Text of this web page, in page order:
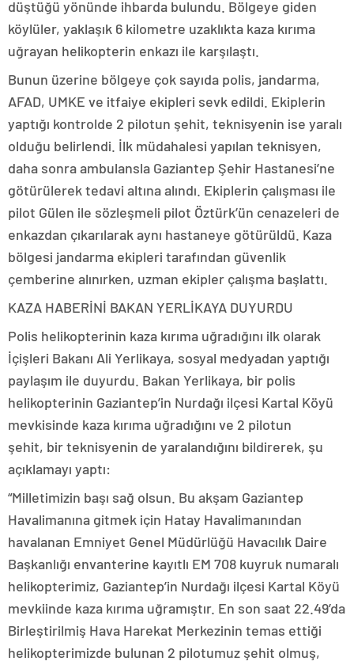
düştüğü yönünde ihbarda bulundu. Bölgeye giden
köylüler, yaklaşık 6 kilometre uzaklıkta kaza kırıma
uğrayan helikopterin enkazı ile karşılaştı.
Bunun üzerine bölgeye çok sayıda polis, jandarma,
AFAD, UMKE ve itfaiye ekipleri sevk edildi. Ekiplerin
yaptığı kontrolde 2 pilotun şehit, teknisyenin ise yaralı
olduğu belirlendi. İlk müdahalesi yapılan teknisyen,
daha sonra ambulansla Gaziantep Şehir Hastanesi’ne
götürülerek tedavi altına alındı. Ekiplerin çalışması ile
pilot Gülen ile sözleşmeli pilot Öztürk’ün cenazeleri de
enkazdan çıkarılarak aynı hastaneye götürüldü. Kaza
bölgesi jandarma ekipleri tarafından güvenlik
çemberine alınırken, uzman ekipler çalışma başlattı.
KAZA HABERİNİ BAKAN YERLİKAYA DUYURDU
Polis helikopterinin kaza kırıma uğradığını ilk olarak
İçişleri Bakanı Ali Yerlikaya, sosyal medyadan yaptığı
paylaşım ile duyurdu. Bakan Yerlikaya, bir polis
helikopterinin Gaziantep’in Nurdağı ilçesi Kartal Köyü
mevkisinde kaza kırıma uğradığını ve 2 pilotun
şehit, bir teknisyenin de yaralandığını bildirerek, şu
açıklamayı yaptı:
“Milletimizin başı sağ olsun. Bu akşam Gaziantep
Havalimanına gitmek için Hatay Havalimanından
havalanan Emniyet Genel Müdürlüğü Havacılık Daire
Başkanlığı envanterine kayıtlı EM 708 kuyruk numaralı
helikopterimiz, Gaziantep’in Nurdağı ilçesi Kartal Köyü
mevkiinde kaza kırıma uğramıştır. En son saat 22.49’da
Birleştirilmiş Hava Harekat Merkezinin temas ettiği
helikopterimizde bulunan 2 pilotumuz şehit olmuş,